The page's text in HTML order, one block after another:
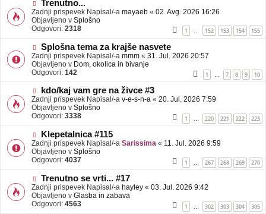
b
j
a
v
e
N
o
v
e
o
b
a
v
e
Trenutno...
Zadnji prispevek Napisal/-a mayaeb « 02. Avg. 2026 16:26
Objavljeno v Splošno
Odgovori: 2318 1 152 153 154 155
N
o
v
e
o
b
a
v
e
Splošna tema za krajše nasvete
Zadnji prispevek Napisal/-a mmm « 31. Jul. 2026 20:57
Objavljeno v Dom, okolica in bivanje
Odgovori: 142 1 … 7 8 9 10
N
o
v
e
b
a
v
e
kdo/kaj vam gre na živce #3
Zadnji prispevek Napisal/-a v-e-s-n-a « 20. Jul. 2026 7:59
Objavljeno v Splošno
Odgovori: 3338 1 … 220 221 222 223
N
o
v
e
b
a
v
e
Klepetalnica #115
Zadnji prispevek Napisal/-a Sarissima « 11. Jul. 2026 9:59
Objavljeno v Splošno
Odgovori: 4037 1 … 267 268 269 270
N
o
v
e
Trenutno se vrti... #17
Zadnji prispevek Napisal/-a hayley « 03. Jul. 2026 9:42
Objavljeno v Glasba in zabava
Odgovori: 4563 1 302 303 304 305